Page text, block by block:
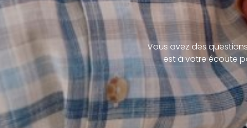
Vous avez des
est à votre écoute